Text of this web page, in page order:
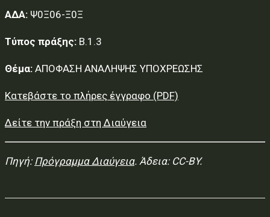
ΑΔΑ: Ψ0Ξ06-Ξ0Ξ
Τύπος πράξης: Β.1.3
Θέμα: ΑΠΟΦΑΣΗ ΑΝΑΛΗΨΗΣ ΥΠΟΧΡΕΩΣΗΣ
Κατεβάστε το πλήρες έγγραφο (PDF)
Δείτε την πράξη στη Διαύγεια
Πηγή: Πρόγραμμα Διαύγεια. Άδεια: CC-BY.